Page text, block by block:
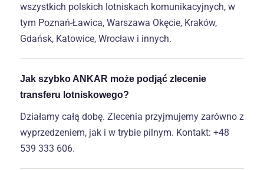
wszystkich polskich lotniskach komunikacyjnych, w
tym Poznań-Ławica, Warszawa Okęcie, Kraków,
Gdańsk, Katowice, Wrocław i innych.
Jak szybko ANKAR może podjąć zlecenie
transferu lotniskowego?
Działamy całą dobę. Zlecenia przyjmujemy zarówno z
wyprzedzeniem, jak i w trybie pilnym. Kontakt: +48
539 333 606.